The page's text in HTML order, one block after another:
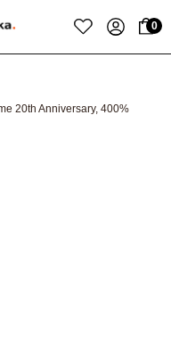
0
20th Anniversary, 400%